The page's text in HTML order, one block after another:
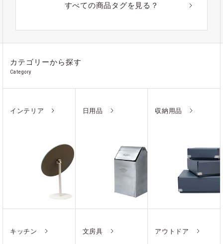
すべての商品タグを見る？
カテゴリーから探す
Category
インテリア 日用品 収納用品
キッチン 文房具 アウトドア